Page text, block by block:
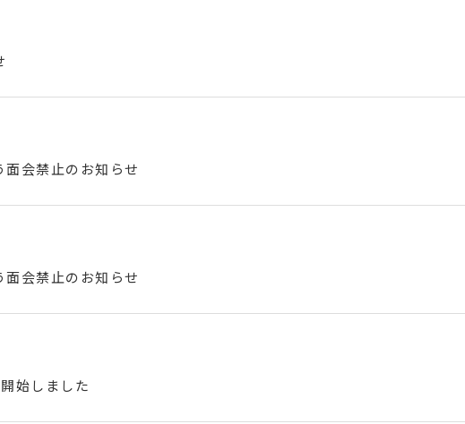
会禁止のお知らせ
会禁止のお知らせ
始しました